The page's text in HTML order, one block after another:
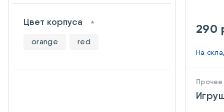
Цвет корпуса
orange red
290
На
Прочее